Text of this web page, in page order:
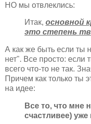
НО мы отвлеклись:
Итак, основной
это степень
А как же быть если ты
нет". Все просто: если
всего что-то не так.
Причем как только ты
на идее:
Все то, что мне
счастливее) уже